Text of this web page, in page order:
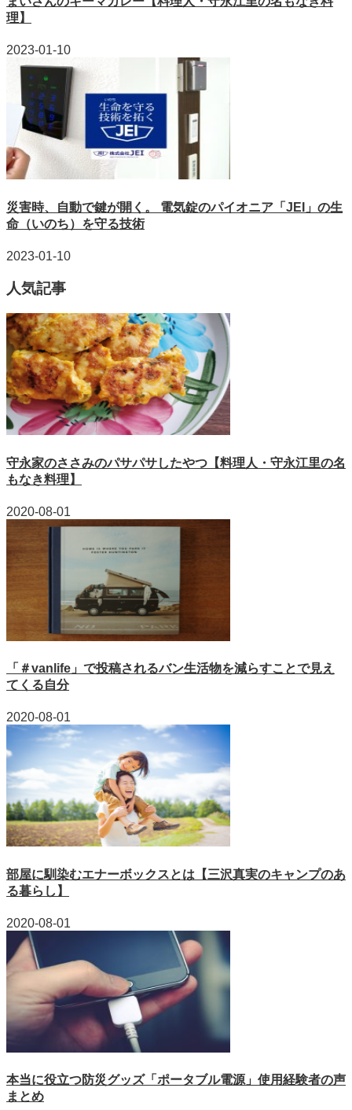
理】
2023-01-10
災害時、自動で鍵が開く。 電気錠のパイオニア「JEI」の生
命（いのち）を守る技術
2023-01-10
人気記事
守永家のささみのパサパサしたやつ【料理人・守永江里の名
もなき料理】
2020-08-01
「＃vanlife」で投稿されるバン生活物を減らすことで見え
てくる自分
2020-08-01
部屋に馴染むエナーボックスとは【三沢真実のキャンプのあ
る暮らし】
2020-08-01
本当に役立つ防災グッズ「ポータブル電源」使用経験者の声
まとめ